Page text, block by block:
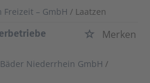
Freizeit – GmbH / Laatzen
Merken
Niederrhein GmbH /